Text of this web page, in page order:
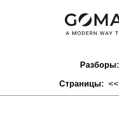
Разборы:
Страницы: <<